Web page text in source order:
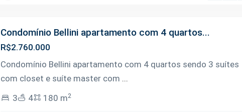
Condomínio Bellini apartamento com 4 quartos...
R$2.760.000
Condomínio Bellini apartamento com 4 quartos sendo 3 suítes
com closet e suíte master com ...
3
4 180 m2